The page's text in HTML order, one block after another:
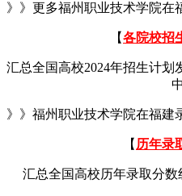
》》更多福州职业技术学院在
【各院校招
汇总全国高校2024年招生计
》》福州职业技术学院在福建
【 历年录
汇总全国高校历年录取分